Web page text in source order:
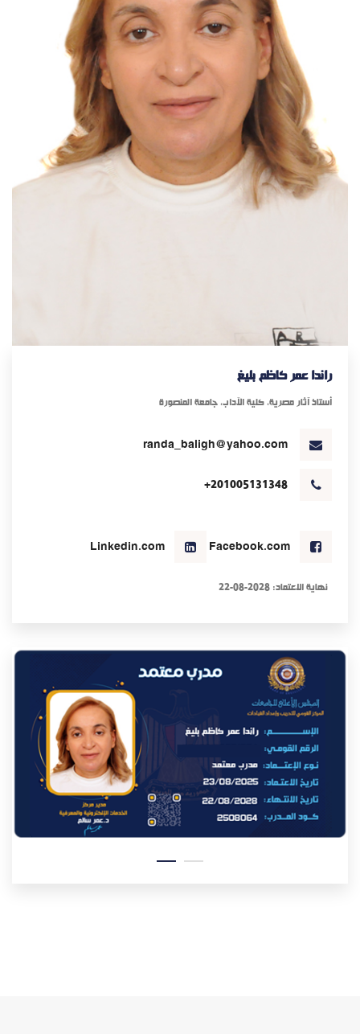
راندا عمر كاظم بليغ
أستاذ آثار مصرية، كلية الآداب، جامعة المنصورة
randa_baligh@yahoo.com
+201005131348
Facebook.com
Linkedin.com
نهاية الاعتماد: 2028-08-22